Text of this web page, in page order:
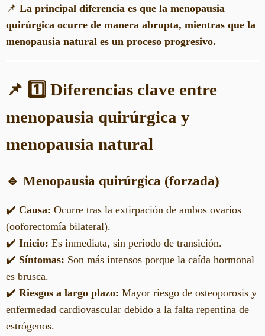
📌 La principal diferencia es que la menopausia
quirúrgica ocurre de manera abrupta, mientras que la
menopausia natural es un proceso progresivo.
📌 1️⃣ Diferencias clave entre
menopausia quirúrgica y
menopausia natural
🔹 Menopausia quirúrgica (forzada)
✔️ Causa: Ocurre tras la extirpación de ambos ovarios
(ooforectomía bilateral).
✔️ Inicio: Es inmediata, sin período de transición.
✔️ Síntomas: Son más intensos porque la caída hormonal
es brusca.
✔️ Riesgos a largo plazo: Mayor riesgo de osteoporosis y
enfermedad cardiovascular debido a la falta repentina de
estrógenos.